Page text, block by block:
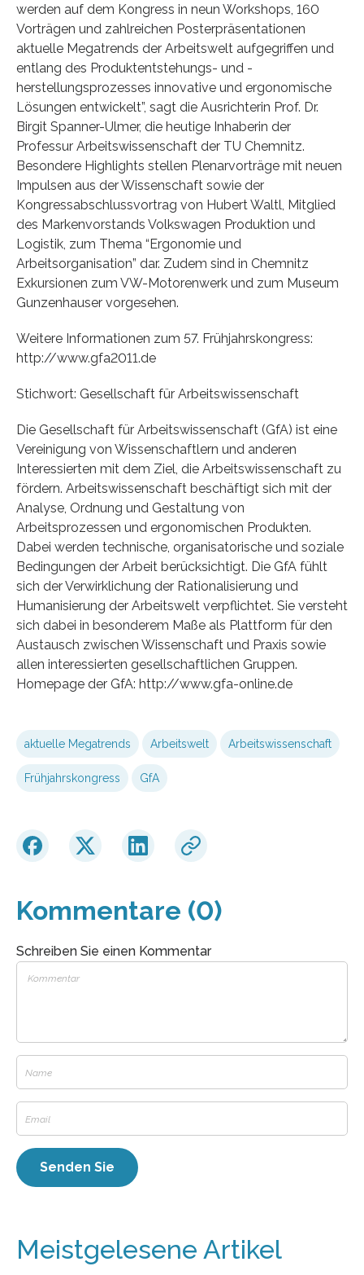
werden auf dem Kongress in neun Workshops, 160
Vorträgen und zahlreichen Posterpräsentationen
aktuelle Megatrends der Arbeitswelt aufgegriffen und
entlang des Produktentstehungs- und -
herstellungsprozesses innovative und ergonomische
Lösungen entwickelt”, sagt die Ausrichterin Prof. Dr.
Birgit Spanner-Ulmer, die heutige Inhaberin der
Professur Arbeitswissenschaft der TU Chemnitz.
Besondere Highlights stellen Plenarvorträge mit neuen
Impulsen aus der Wissenschaft sowie der
Kongressabschlussvortrag von Hubert Waltl, Mitglied
des Markenvorstands Volkswagen Produktion und
Logistik, zum Thema “Ergonomie und
Arbeitsorganisation” dar. Zudem sind in Chemnitz
Exkursionen zum VW-Motorenwerk und zum Museum
Gunzenhauser vorgesehen.
Weitere Informationen zum 57. Frühjahrskongress:
http://www.gfa2011.de
Stichwort: Gesellschaft für Arbeitswissenschaft
Die Gesellschaft für Arbeitswissenschaft (GfA) ist eine
Vereinigung von Wissenschaftlern und anderen
Interessierten mit dem Ziel, die Arbeitswissenschaft zu
fördern. Arbeitswissenschaft beschäftigt sich mit der
Analyse, Ordnung und Gestaltung von
Arbeitsprozessen und ergonomischen Produkten.
Dabei werden technische, organisatorische und soziale
Bedingungen der Arbeit berücksichtigt. Die GfA fühlt
sich der Verwirklichung der Rationalisierung und
Humanisierung der Arbeitswelt verpflichtet. Sie versteht
sich dabei in besonderem Maße als Plattform für den
Austausch zwischen Wissenschaft und Praxis sowie
allen interessierten gesellschaftlichen Gruppen.
Homepage der GfA: http://www.gfa-online.de
aktuelle Megatrends Arbeitswelt Arbeitswissenschaft
Frühjahrskongress GfA
Kommentare (0)
Schreiben Sie einen Kommentar
Meistgelesene Artikel